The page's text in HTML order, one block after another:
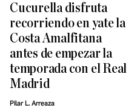
Cucurella disfruta
recorriendo en yate la
Costa Amalfitana
antes de empezar la
temporada con el Real
Madrid
Pilar L. Arreaza